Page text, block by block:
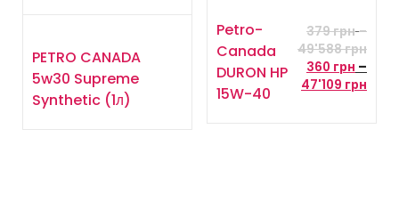
PETRO CANADA
5w30 Supreme
Synthetic (1л)
Petro-
Canada
DURON HP
15W-40
379грн –
49'588грн
360 грн –
47'109 грн